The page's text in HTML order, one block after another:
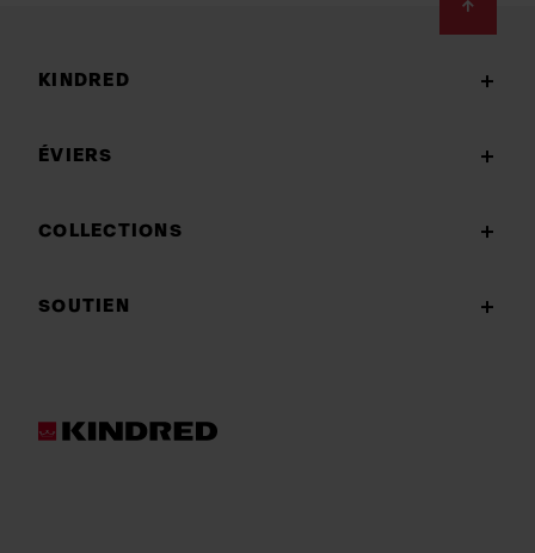
KINDRED
ÉVIERS
COLLECTIONS
SOUTIEN